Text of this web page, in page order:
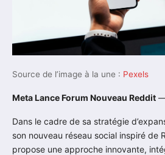
Source de l’image à la une : Pexels
Meta Lance Forum Nouveau Reddit —
Dans le cadre de sa stratégie
son nouveau réseau social inspiré de
propose une approche innovante,